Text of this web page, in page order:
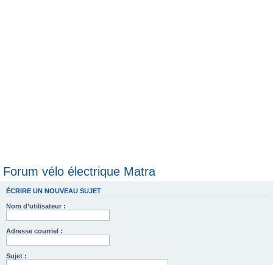
Forum vélo électrique Matra
ÉCRIRE UN NOUVEAU SUJET
Nom d’utilisateur :
Adresse courriel :
Sujet :